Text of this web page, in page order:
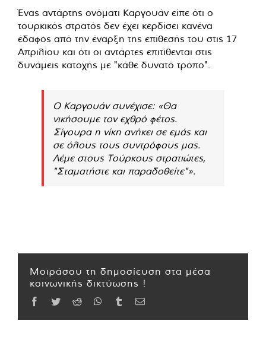
Ένας αντάρτης ονόματι Καργουάν είπε ότι ο
τουρκικός στρατός δεν έχει κερδίσει κανένα
έδαφος από την έναρξη της επίθεσής του στις 17
Απριλίου και ότι οι αντάρτες επιτίθενται στις
δυνάμεις κατοχής με "κάθε δυνατό τρόπο".
Ο Καργουάν συνέχισε: «Θα
νικήσουμε τον εχθρό φέτος.
Σίγουρα η νίκη ανήκει σε εμάς και
σε όλους τους συντρόφους μας.
Λέμε στους Τούρκους στρατιώτες,
"Σταματήστε και παραδοθείτε"».
Μοιράσου τη δημοσίευση στα μέσα
κοινωνικής δικτύωσης !
Facebook
TwitterReddit WhatsApp
TumblrEmail